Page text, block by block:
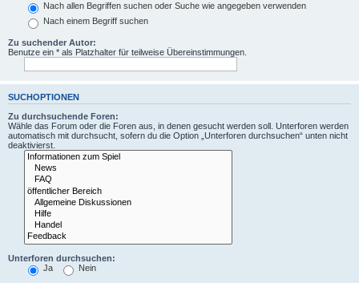
Nach allen Begriffen suchen oder Suche wie angegeben verwenden
Nach einem Begriff suchen
Zu suchender Autor:
Benutze ein * als Platzhalter für teilweise Übereinstimmungen.
SUCHOPTIONEN
Zu durchsuchende Foren:
Wähle das Forum oder die Foren aus, in denen gesucht werden soll. Unterforen werden
automatisch mit durchsucht, sofern du die Option „Unterforen durchsuchen“ unten nicht
deaktivierst.
Unterforen durchsuchen:
Ja
Nein